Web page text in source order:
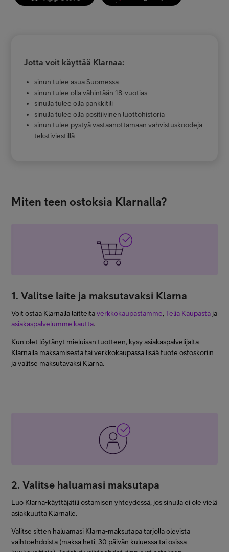
Jotta voit käyttää Klarnaa:
sinun tulee asua Suomessa
sinun tulee olla vähintään 18-vuotias
sinulla tulee olla pankkitili
sinulla tulee olla positiivinen luottohistoria
sinun tulee pystyä vastaanottamaan vahvistuskoodeja
tekstiviestillä
Miten teen ostoksia Klarnalla?
1. Valitse laite ja maksutavaksi Klarna
Voit ostaa Klarnalla laitteitaverkkokaupastamme,Telia Kaupasta ja
asiakaspalvelumme kautta.
Kun olet löytänyt mieluisan tuotteen, kysy asiakaspalvelijalta
Klarnalla maksamisesta tai verkkokaupassa lisää tuote ostoskoriin
ja valitse maksutavaksi Klarna.
2. Valitse haluamasi maksutapa
Luo Klarna-käyttäjätili ostamisen yhteydessä, jos sinulla ei ole vielä
asiakkuutta Klarnalle.
Valitse sitten haluamasi Klarna-maksutapa tarjolla olevista
vaihtoehdoista (maksa heti, 30 päivän kuluessa tai osissa